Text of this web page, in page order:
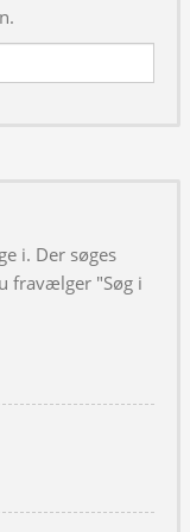
i. Der søges
fravælger "Søg i